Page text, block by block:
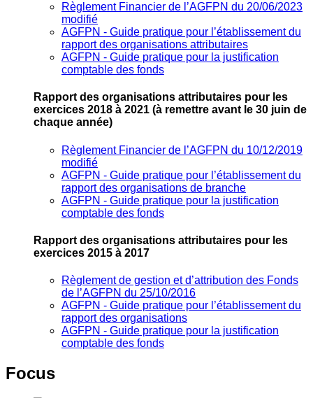
Règlement Financier de l’AGFPN du 20/06/2023
modifié
AGFPN ‐ Guide pratique pour l’établissement du
rapport des organisations attributaires
AGFPN ‐ Guide pratique pour la justification
comptable des fonds
Rapport des organisations attributaires pour les
exercices 2018 à 2021 (à remettre avant le 30 juin de
chaque année)
Règlement Financier de l’AGFPN du 10/12/2019
modifié
AGFPN ‐ Guide pratique pour l’établissement du
rapport des organisations de branche
AGFPN ‐ Guide pratique pour la justification
comptable des fonds
Rapport des organisations attributaires pour les
exercices 2015 à 2017
Règlement de gestion et d’attribution des Fonds
de l’AGFPN du 25/10/2016
AGFPN ‐ Guide pratique pour l’établissement du
rapport des organisations
AGFPN ‐ Guide pratique pour la justification
comptable des fonds
Focus